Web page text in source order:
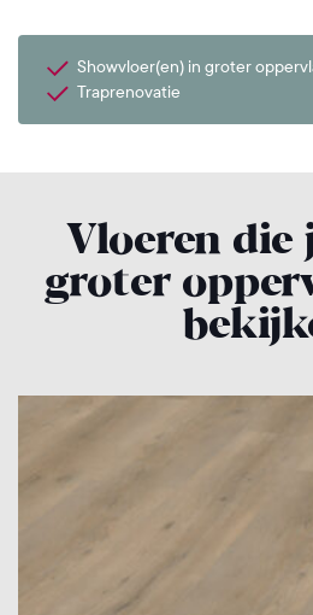
Showvloer(en) in groter
Traprenovatie
Vloeren die
groter